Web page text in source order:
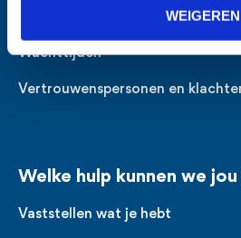
WEIGEREN
Wachttijden
Vertrouwenspersonen en
Welke hulp kunnen we
Vaststellen wat je hebt